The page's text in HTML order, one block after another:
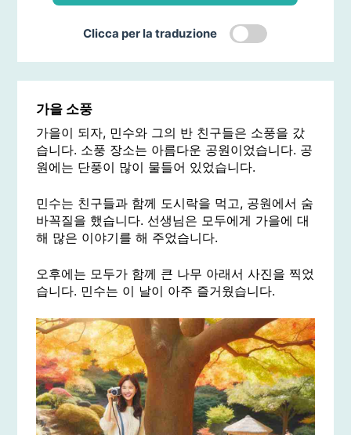
Clicca per la traduzione
가을 소풍
가을이 되자, 민수와 그의 반 친구들은 소풍을 갔
습니다. 소풍 장소는 아름다운 공원이었습니다. 공
원에는 단풍이 많이 물들어 있었습니다.
민수는 친구들과 함께 도시락을 먹고, 공원에서 숨
바꼭질을 했습니다. 선생님은 모두에게 가을에 대
해 많은 이야기를 해 주었습니다.
오후에는 모두가 함께 큰 나무 아래서 사진을 찍었
습니다. 민수는 이 날이 아주 즐거웠습니다.